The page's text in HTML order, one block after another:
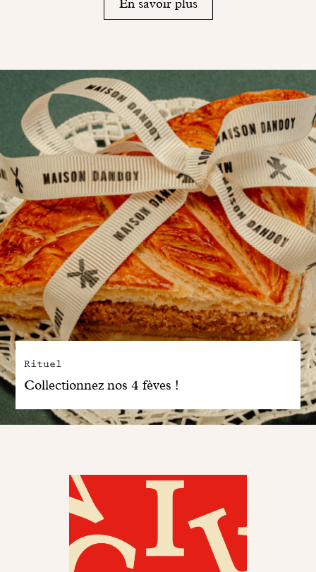
En savoir plus
Rituel
Collectionnez nos 4 fèves !